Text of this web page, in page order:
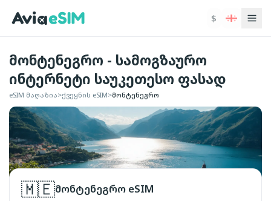
$
მონტენეგრო - სამოგზაურო
ინტერნეტი საუკეთესო ფასად
eSIM მაღაზია>ქვეყნის eSIM>მონტენეგრო
🇲🇪მონტენეგროeSIM